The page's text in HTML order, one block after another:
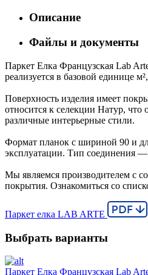
Описание
Файлы и документы
Паркет Елка Французская Lab
реализуется в базовой единице
Поверхность изделия имеет
относится к селекции Натур,
различные интерьерные стили.
Формат планок с шириной 90 и
эксплуатации. Тип соединения
Мы являемся производителем с
покрытия. Ознакомиться со
Паркет елка LAB ARTE
Выбрать варианты
Паркет Елка Французская Lab